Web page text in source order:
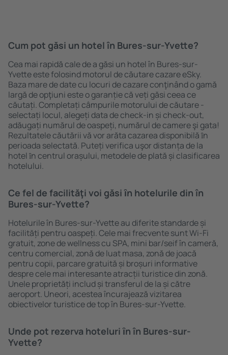
Cum pot găsi un hotel în Bures-sur-Yvette?
Cea mai rapidă cale de a găsi un hotel în Bures-sur-
Yvette este folosind motorul de căutare cazare eSky.
Baza mare de date cu locuri de cazare conţinând o gamă
largă de opţiuni este o garanție că veți găsi ceea ce
căutați. Completați câmpurile motorului de căutare -
selectați locul, alegeți data de check-in și check-out,
adăugați numărul de oaspeți, numărul de camere şi gata!
Rezultatele căutării vă vor arăta cazarea disponibilă ȋn
perioada selectată. Puteți verifica uşor distanța de la
hotel ȋn centrul orașului, metodele de plată și clasificarea
hotelului.
Ce fel de facilităţi voi găsi ȋn hotelurile din în
Bures-sur-Yvette?
Hotelurile în Bures-sur-Yvette au diferite standarde și
facilități pentru oaspeți. Cele mai frecvente sunt Wi-Fi
gratuit, zone de wellness cu SPA, mini bar/seif în cameră,
centru comercial, zonă de luat masa, zonă de joacă
pentru copii, parcare gratuită și broșuri informative
despre cele mai interesante atracții turistice din zonă.
Unele proprietăți includ și transferul de la și către
aeroport. Uneori, acestea încurajează vizitarea
obiectivelor turistice de top în Bures-sur-Yvette.
Unde pot rezerva hoteluri ȋn în Bures-sur-
Yvette?